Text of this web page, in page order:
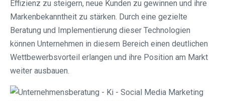
Effizienz zu steigern, neue Kunden zu gewinnen und ihre
Markenbekanntheit zu stärken. Durch eine gezielte
Beratung und Implementierung dieser Technologien
können Unternehmen in diesem Bereich einen deutlichen
Wettbewerbsvorteil erlangen und ihre Position am Markt
weiter ausbauen.